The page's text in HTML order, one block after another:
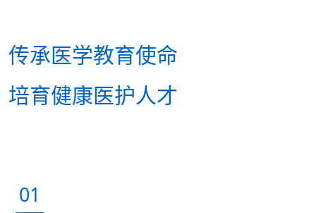
传承医学教育使命
培育健康医护人才
01